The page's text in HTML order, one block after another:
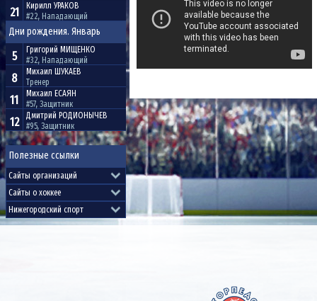
21 Кирилл УРАКОВ
#22, Нападающий
Дни рождения. Январь
5 Григорий МИЩЕНКО
#32, Нападающий
8 Михаил ШУКАЕВ
Тренер
11 Михаил ЕСАЯН
#57, Защитник
12 Дмитрий РОДИОНЫЧЕВ
#95, Защитник
Полезные ссылки